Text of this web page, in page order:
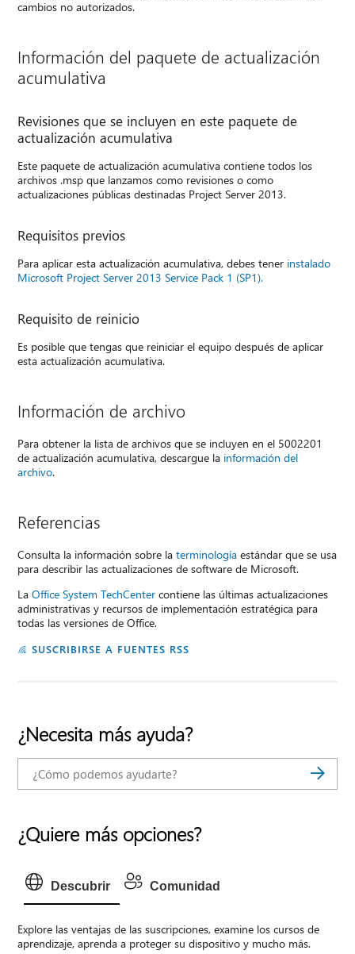
cambios no autorizados.
Información del paquete de actualización
acumulativa
Revisiones que se incluyen en este paquete de
actualización acumulativa
Este paquete de actualización acumulativa contiene todos los
archivos .msp que lanzamos como revisiones o como
actualizaciones públicas destinadas Project Server 2013.
Requisitos previos
Para aplicar esta actualización acumulativa, debes tener instalado
Microsoft Project Server 2013 Service Pack 1 (SP1).
Requisito de reinicio
Es posible que tengas que reiniciar el equipo después de aplicar
esta actualización acumulativa.
Información de archivo
Para obtener la lista de archivos que se incluyen en el 5002201
de actualización acumulativa, descargue la información del
archivo.
Referencias
Consulta la información sobre laterminología estándar que se usa
para describir las actualizaciones de software de Microsoft.
LaOffice System TechCenter contiene las últimas actualizaciones
administrativas y recursos de implementación estratégica para
todas las versiones de Office.
SUSCRIBIRSE A FUENTES RSS
¿Necesita más ayuda?
¿Quiere más opciones?
Descubrir Comunidad
Explore las ventajas de las suscripciones, examine los cursos de
aprendizaje, aprenda a proteger su dispositivo y mucho más.